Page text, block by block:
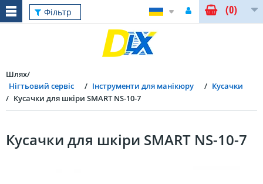
Фільтр (0)
Шлях
Нігтьовий сервіс
Інструменти для манікюру
Кусачки
Кусачки для шкіри SMART NS-10-7
Кусачки для шкіри SMART NS-10-7